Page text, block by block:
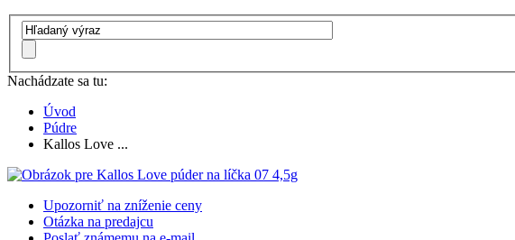
Nachádzate sa tu:
Úvod
Púdre
Kallos Love ...
Upozorniť na zníženie ceny
Otázka na predajcu